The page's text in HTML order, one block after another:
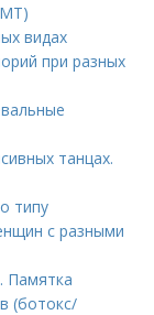
видах
при разных
танцах.
типу
с разными
Памятка
(ботокс/